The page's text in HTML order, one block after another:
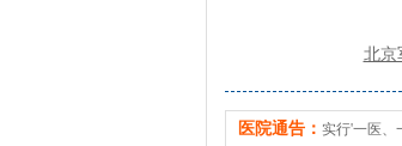
北京
医院通告： 实行'一医、